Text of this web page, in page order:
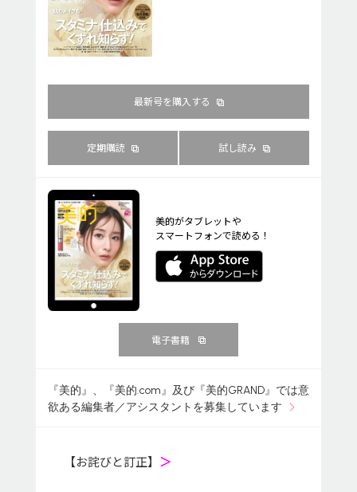
最新号を購入する
定期購読 試し読み
美的がタブレットや
スマートフォンで読める！
電子書籍
『美的』、『美的.com』及び『美的GRAND』では意
欲ある編集者／アシスタントを募集しています
【お詫びと訂正】 ＞